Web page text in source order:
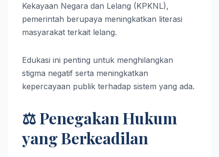
Kekayaan Negara dan Lelang (KPKNL),
pemerintah berupaya meningkatkan literasi
masyarakat terkait lelang.
Edukasi ini penting untuk menghilangkan
stigma negatif serta meningkatkan
kepercayaan publik terhadap sistem yang ada.
⚖️ Penegakan Hukum
yang Berkeadilan